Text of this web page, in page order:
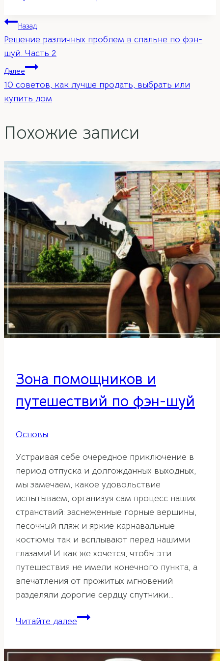
Навигация
по
записям
Назад
Решение различных проблем в спальне по фэн-
шуй. Часть 2
Далее
10 советов, как лучше продать, выбрать или
купить дом
Похожие записи
Зона помощников и
путешествий по фэн-шуй
Основы
Устраивая себе очередное приключение в
период отпуска и долгожданных выходных,
мы замечаем, какое удовольствие
испытываем, организуя сам процесс наших
странствий: заснеженные горные вершины,
песочный пляж и яркие карнавальные
костюмы так и всплывают перед нашими
глазами! И как же хочется, чтобы эти
путешествия не имели конечного пункта, а
впечатления от прожитых мгновений
разделяли дорогие сердцу спутники…
Читайте далееЗона
путешествий